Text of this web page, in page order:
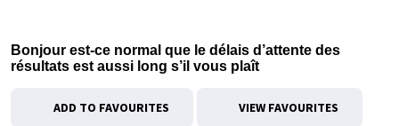
Bonjour est-ce normal que le délais d’attente des
résultats est aussi long s’il vous plaît
ADD TO FAVOURITES VIEW FAVOURITES